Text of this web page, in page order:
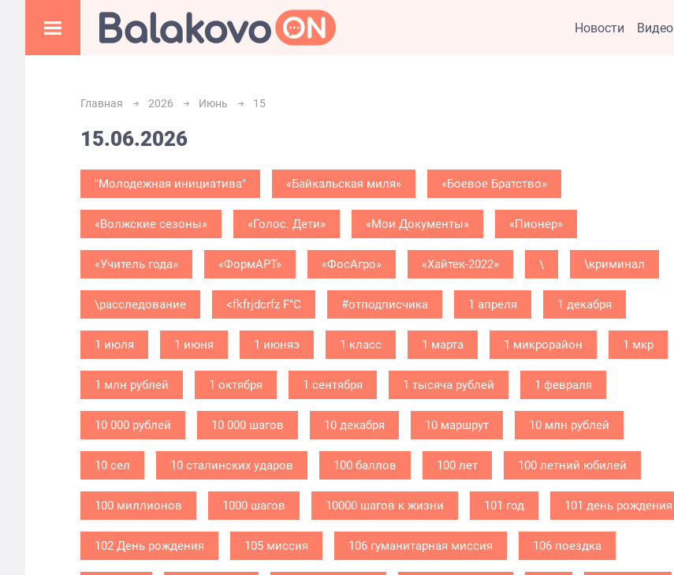
Новости Видео
Главная 2026 Июнь 15
15.06.2026
"Молодежная инициатива" «Байкальская миля» «Боевое Братство»
«Волжские сезоны» «Голос. Дети» «Мои Документы» «Пионер»
«Учитель года» «ФормАРТ» «ФосАгро» «Хайтек-2022» \ \криминал
\расследование <fkfrjdcrfz F"C #отподписчика 1 апреля 1 декабря
1 июля 1 июня 1 июняэ 1 класс 1 марта 1 микрорайон 1 мкр
1 млн рублей 1 октября 1 сентября 1 тысяча рублей 1 февраля
10 000 рублей 10 000 шагов 10 декабря 10 маршрут 10 млн рублей
10 сел 10 сталинских ударов 100 баллов 100 лет 100 летний юбилей
100 миллионов 1000 шагов 10000 шагов к жизни 101 год 101 день рождения
102 День рождения 105 миссия 106 гуманитарная миссия 106 поездка